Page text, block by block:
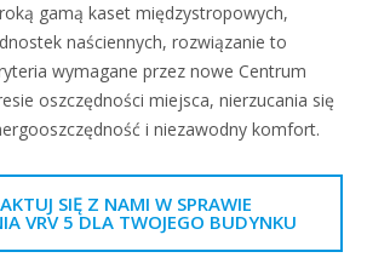
gamą kaset międzystropowych,
naściennych, rozwiązanie to
wymagane przez nowe Centrum
oszczędności miejsca, nierzucania się
i niezawodny komfort.
SIĘ Z NAMI W SPRAWIE
VRV 5 DLA TWOJEGO BUDYNKU